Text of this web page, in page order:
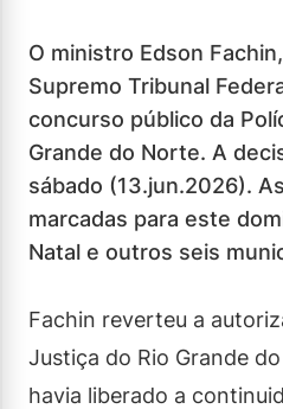
O ministro Edson
Supremo Tribunal
concurso público da
Grande do Norte. A
sábado (13.jun.2026).
marcadas para este
Natal e outros seis
Fachin reverteu a
Justiça do Rio Grande
havia liberado a